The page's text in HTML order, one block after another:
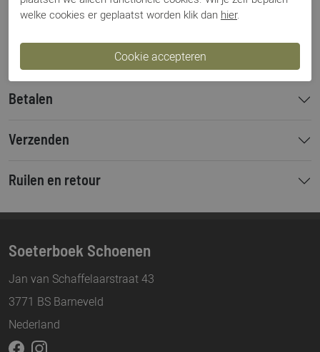
Kleur
Beige
Bestelcode
000003437
Betalen
Verzenden
Ruilen en retour
Soeterboek Schoenen
Jan van Schaffelaarstraat 43
3771 BS Barneveld
Nederland
welke cookies er geplaatst worden klik dan hier.